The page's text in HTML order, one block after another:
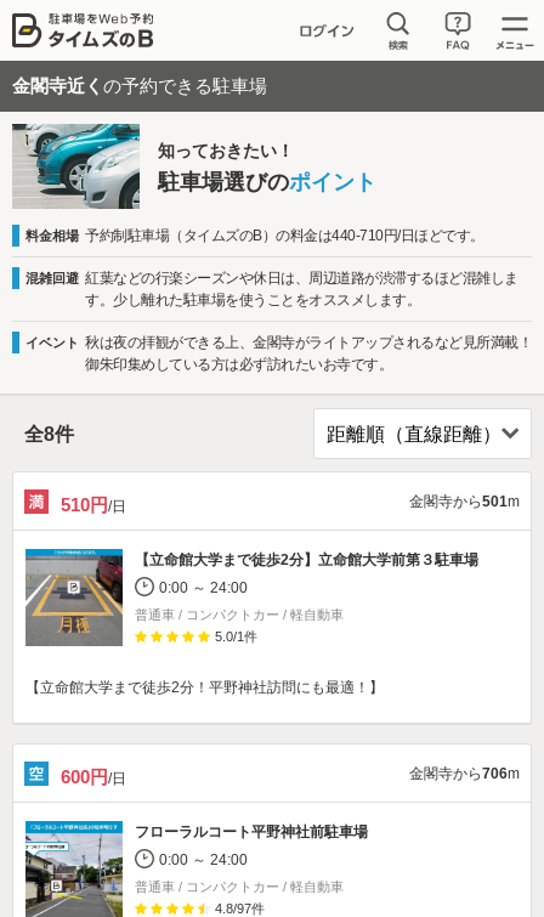
金閣寺近く の予約できる駐車場
知っておきたい！
駐車場選びのポイント
料金相場 予約制駐車場（タイムズのB）の料金は440-710円/日ほどです。
混雑回避 紅葉などの行楽シーズンや休日は、周辺道路が渋滞するほど混雑しま
す。少し離れた駐車場を使うことをオススメします。
イベント 秋は夜の拝観ができる上、金閣寺がライトアップされるなど見所満載！
御朱印集めしている方は必ず訪れたいお寺です。
全8件
510円/日 金閣寺から501m
【立命館大学まで徒歩2分】 立命館大学前第３駐車場
0:00 ～ 24:00
普通車 / コンパクトカー / 軽自動車
5.0/1件
【立命館大学まで徒歩2分！平野神社訪問にも最適！】
600円/日 金閣寺から706m
フローラルコート平野神社前駐車場
0:00 ～ 24:00
普通車 / コンパクトカー / 軽自動車
4.8/97件